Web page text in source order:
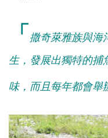
「 撒奇萊雅族與海
生， 發展出獨特的捕
味， 而且每年都會舉